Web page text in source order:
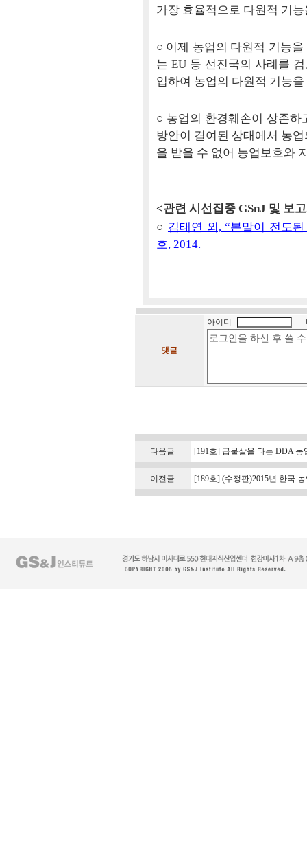
가장 효율적으로 다원적 기
○ 이제 농업의 다원적 기능
는 EU 등 선진국의 사례를
입하여 농업의 다원적 기능
○ 농업의 환경훼손이 상존
방안이 결여된 상태에서 농
을 받을 수 없어 농업보호와
<관련 시선집중 GSnJ 및 보
○ 김태연 외, “본말이 전도
호, 2014.
댓글
아이디
다음글 [191호] 급물살을 타는 DDA 농
이전글 [189호] (수정판)2015년 한국